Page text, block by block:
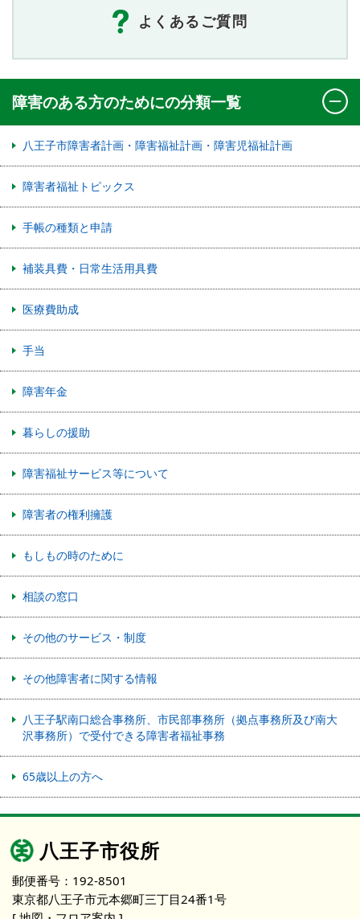
よくあるご質問
障害のある方のためにの分類一覧
八王子市障害者計画・障害福祉計画・障害児福祉計画
障害者福祉トピックス
手帳の種類と申請
補装具費・日常生活用具費
医療費助成
手当
障害年金
暮らしの援助
障害福祉サービス等について
障害者の権利擁護
もしもの時のために
相談の窓口
その他のサービス・制度
その他障害者に関する情報
八王子駅南口総合事務所、市民部事務所（拠点事務所及び南大
沢事務所）で受付できる障害者福祉事務
65歳以上の方へ
八王子市役所
郵便番号：192-8501
東京都八王子市元本郷町三丁目24番1号